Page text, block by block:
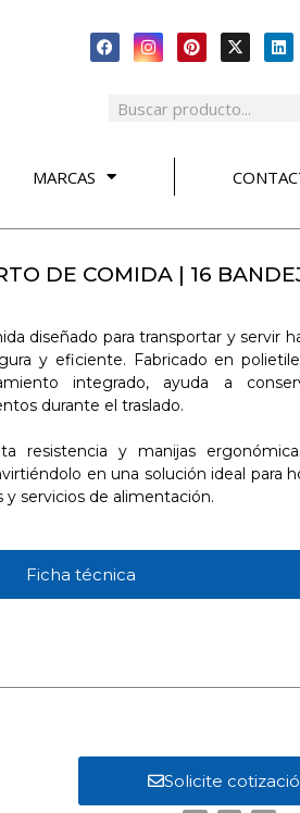
MARCAS
DE COMIDA | 16
diseñado para transportar y servir
y eficiente. Fabricado en
integrado, ayuda a
durante el traslado.
resistencia y manijas
en una solución ideal para
servicios de alimentación.
Ficha técnica
Solicite